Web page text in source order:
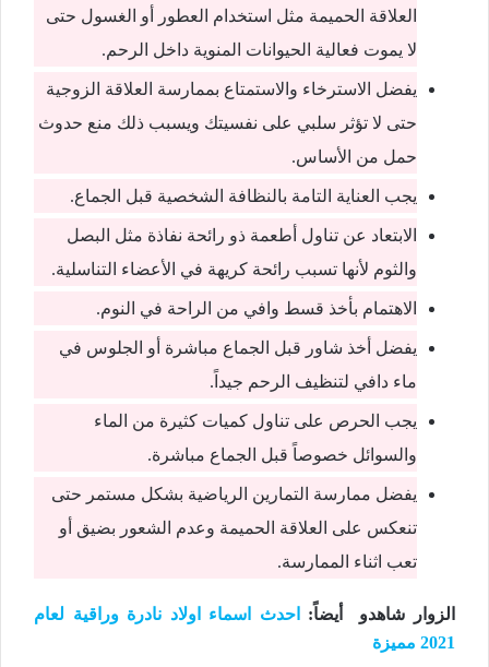
العلاقة الحميمة مثل استخدام العطور أو الغسول حتى
لا يموت فعالية الحيوانات المنوية داخل الرحم.
يفضل الاسترخاء والاستمتاع بممارسة العلاقة الزوجية
حتى لا تؤثر سلبي على نفسيتك ويسبب ذلك منع حدوث
حمل من الأساس.
يجب العناية التامة بالنظافة الشخصية قبل الجماع.
الابتعاد عن تناول أطعمة ذو رائحة نفاذة مثل البصل
والثوم لأنها تسبب رائحة كريهة في الأعضاء التناسلية.
الاهتمام بأخذ قسط وافي من الراحة في النوم.
يفضل أخذ شاور قبل الجماع مباشرة أو الجلوس في
ماء دافي لتنظيف الرحم جيداً.
يجب الحرص على تناول كميات كثيرة من الماء
والسوائل خصوصاً قبل الجماع مباشرة.
يفضل ممارسة التمارين الرياضية بشكل مستمر حتى
تنعكس على العلاقة الحميمة وعدم الشعور بضيق أو
تعب اثناء الممارسة.
الزوار شاهدو أيضاً:
احدث اسماء اولاد نادرة وراقية لعام
2021 مميزة